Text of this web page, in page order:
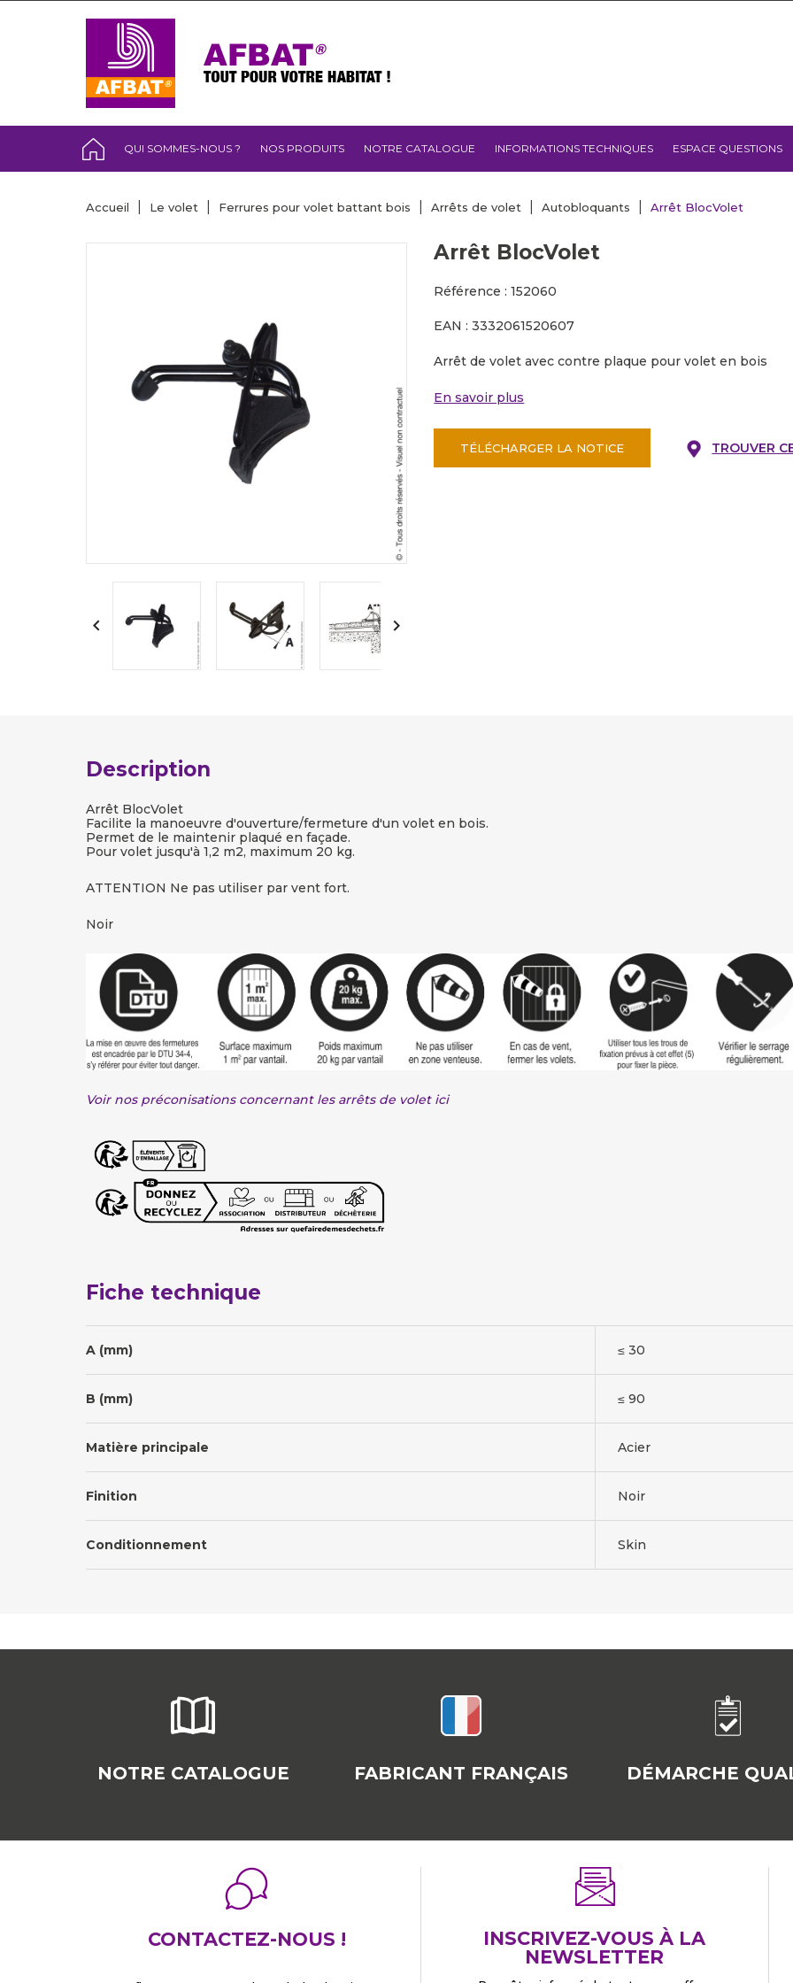
QUI SOMMES-NOUS ? NOS PRODUITS NOTRE CATALOGUE INFORMATIONS TECHNIQUES ESPACE QUESTIONS
Accueil Le volet Ferrures pour volet battant bois Arrêts de volet Autobloquants Arrêt BlocVolet
 
Arrêt BlocVolet
Référence : 152060
EAN : 3332061520607
Arrêt de volet avec contre plaque pour volet en bois
En savoir plus
TÉLÉCHARGER LA NOTICE TROUVER
Description
Arrêt BlocVolet
Facilite la manoeuvre d'ouverture/fermeture d'un volet en bois.
Permet de le maintenir plaqué en façade.
Pour volet jusqu'à 1,2 m2, maximum 20 kg.
ATTENTION Ne pas utiliser par vent fort.
Noir
Voir nos préconisations concernant les arrêts de volet ici
Fiche technique
A (mm) ≤ 30
B (mm) ≤ 90
Matière principale Acier
Finition Noir
Conditionnement Skin
NOTRE CATALOGUE FABRICANT FRANÇAIS DÉMARCHE
CONTACTEZ-NOUS !
INSCRIVEZ-VOUS À LA
NEWSLETTER